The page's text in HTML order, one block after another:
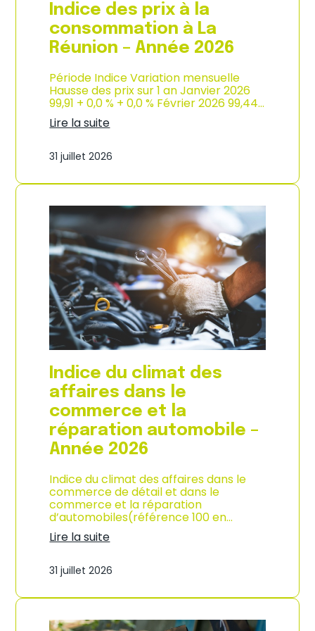
2
0
2
6
Indice des prix à la
consommation à La
Réunion – Année 2026
Période Indice Variation mensuelle
Hausse des prix sur 1 an Janvier 2026
99,91 + 0,0 % + 0,0 % Février 2026 99,44…
Lire la suite
n
i
e
e
s
p
r
i
x
à
l
a
c
o
n
s
o
m
m
a
t
o
n
à
L
R
u
n
o
n
31 juillet 2026
Indice du climat des
affaires dans le
commerce et la
réparation automobile –
Année 2026
Indice du climat des affaires dans le
commerce de détail et dans le
commerce et la réparation
d’automobiles(référence 100 en…
Lire la suite
n
i
e
31 juillet 2026